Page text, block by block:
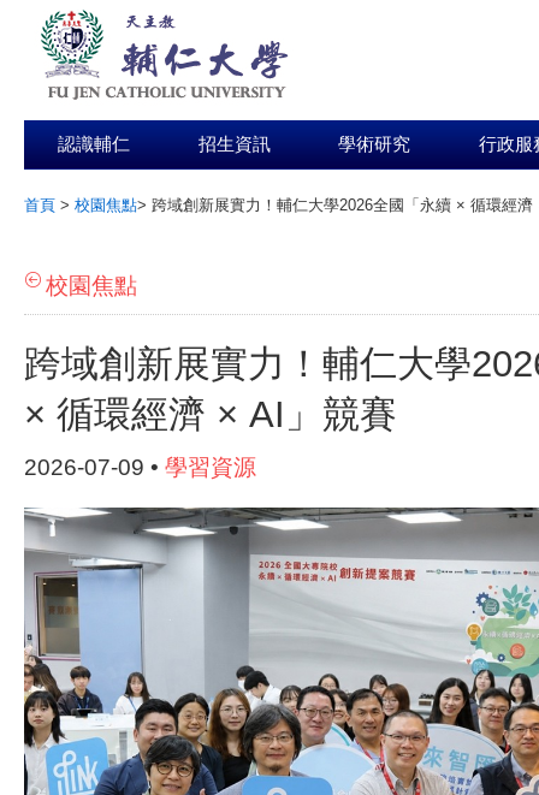
認識輔仁 招生資訊 學術研究 行政服
首頁 > 校園焦點> 跨域創新展實力！輔仁大學2026全國「永續 × 循環經
校園焦點
跨域創新展實力！輔仁大學
× 循環經濟 × AI」競賽
2026-07-09 • 學習資源